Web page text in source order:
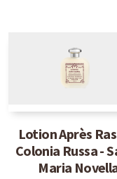
Lotion Après
Colonia Russa -
Maria
Marques Anglaises
Clive Christian
Altaia